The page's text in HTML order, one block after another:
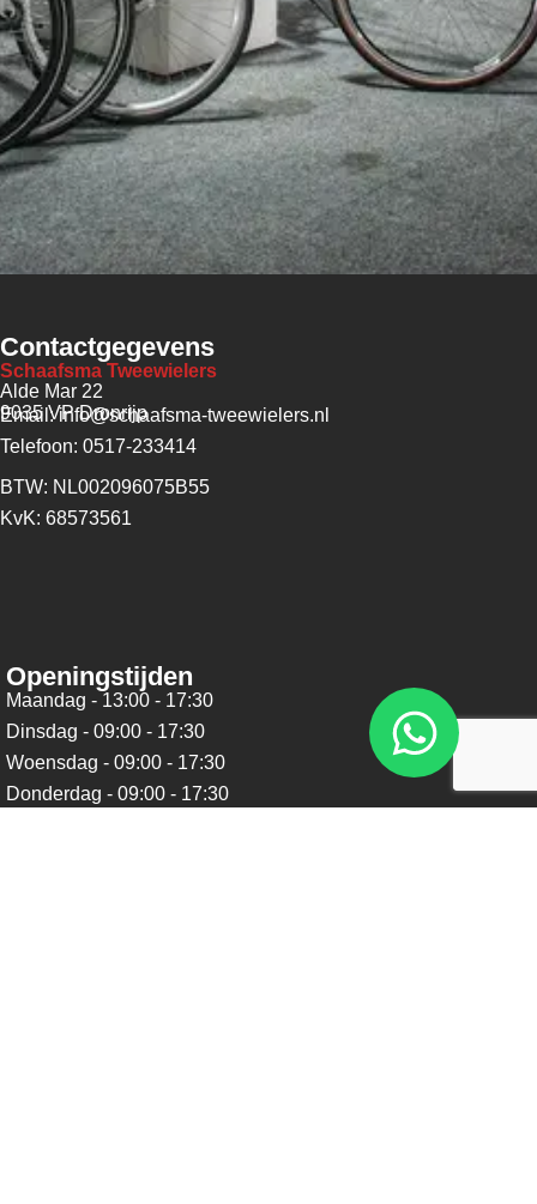
Contactgegevens
Schaafsma Tweewielers
Alde Mar 22
9035 VP Dronrijp
Email: info@schaafsma-tweewielers.nl
Telefoon: 0517-233414
BTW: NL002096075B55
KvK: 68573561
Openingstijden
Maandag - 13:00 - 17:30
Dinsdag - 09:00 - 17:30
Woensdag - 09:00 - 17:30
Donderdag - 09:00 - 17:30